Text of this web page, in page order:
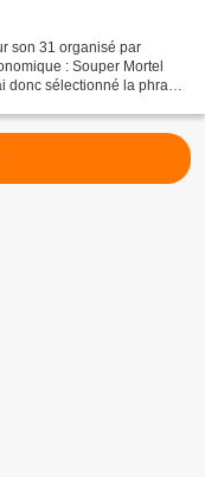
son 31 organisé par
: Souper Mortel
donc sélectionné la phrase